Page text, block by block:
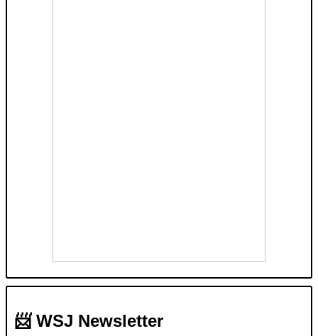
📨 WSJ Newsletter